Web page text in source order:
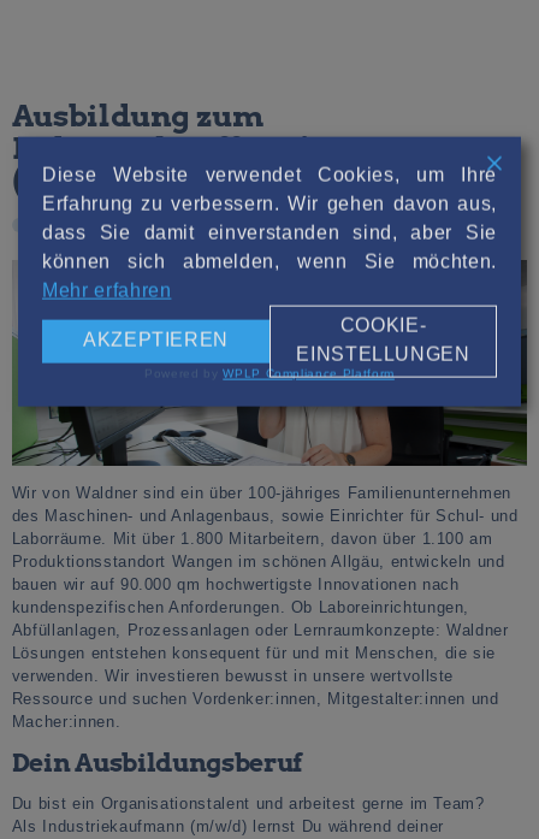
Ausbildung zum
Industriekauffrau/-mann
(m/w/d) Start 2027
Ausbildung
Wir von Waldner sind ein über 100-jähriges Familienunternehmen
des Maschinen- und Anlagenbaus, sowie Einrichter für Schul- und
Laborräume. Mit über 1.800 Mitarbeitern, davon über 1.100 am
Produktionsstandort Wangen im schönen Allgäu, entwickeln und
bauen wir auf 90.000 qm hochwertigste Innovationen nach
kundenspezifischen Anforderungen. Ob Laboreinrichtungen,
Abfüllanlagen, Prozessanlagen oder Lernraumkonzepte: Waldner
Lösungen entstehen konsequent für und mit Menschen, die sie
verwenden. Wir investieren bewusst in unsere wertvollste
Ressource und suchen Vordenker:innen, Mitgestalter:innen und
Macher:innen.
Dein Ausbildungsberuf
Du bist ein Organisationstalent und arbeitest gerne im Team?
Als Industriekaufmann (m/w/d) lernst Du während deiner
Diese Website verwendet Cookies, um Ihre
Erfahrung zu verbessern. Wir gehen davon aus,
dass Sie damit einverstanden sind, aber Sie
können sich abmelden, wenn Sie möchten.
Mehr erfahren
AKZEPTIEREN
COOKIE-
EINSTELLUNGEN
Powered byWPLP Compliance Platform